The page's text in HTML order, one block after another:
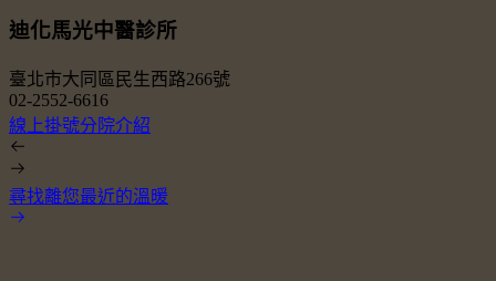
迪化馬光中醫診所
臺北市大同區民生西路266號
02-2552-6616
線上掛號分院介紹
尋找離您最近的溫暖